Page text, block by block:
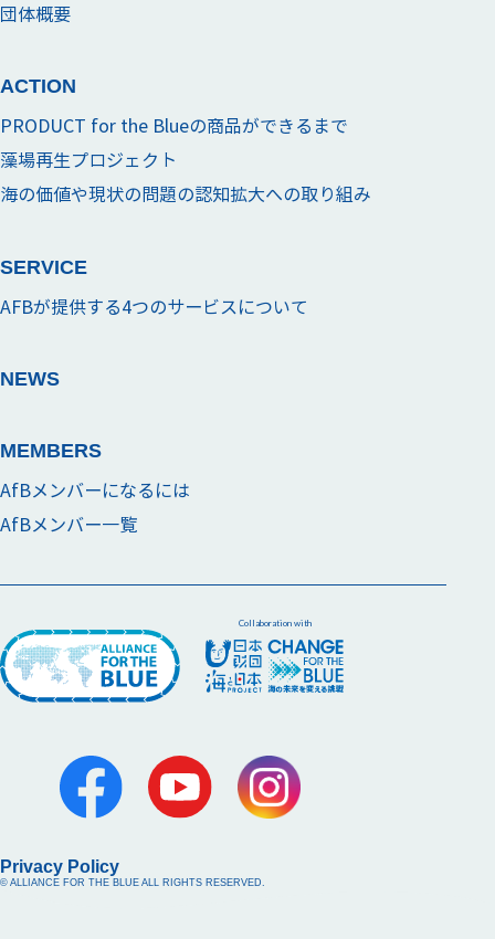
団体概要
ACTION
PRODUCT for the Blueの商品ができるまで
藻場再生プロジェクト
海の価値や現状の問題の認知拡大への取り組み
SERVICE
AFBが提供する4つのサービスについて
NEWS
MEMBERS
AfBメンバーになるには
AfBメンバー一覧
Collaboration with
© ALLIANCE FOR THE BLUE ALL RIGHTS RESERVED.
Privacy Policy